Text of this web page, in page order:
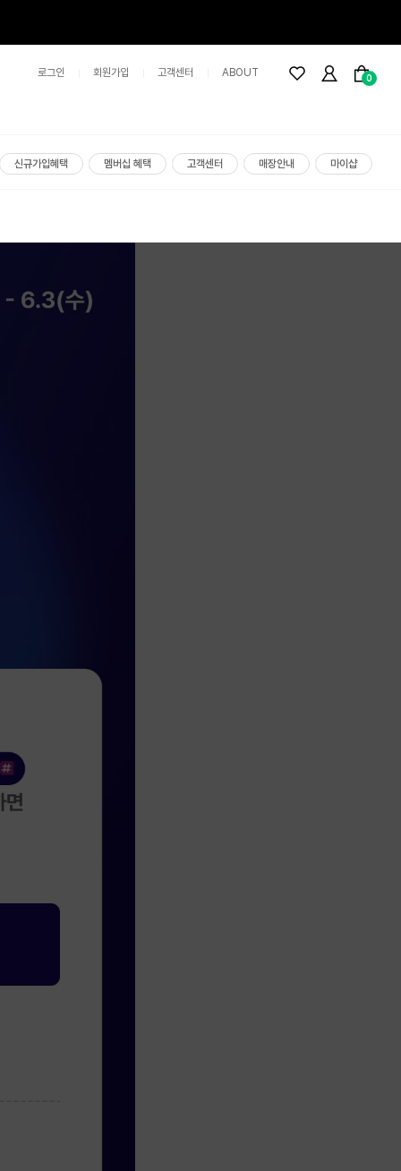
로그인 회원가입 고객센터 ABOUT 0
신규가입혜택 멤버십 혜택 고객센터 매장안내 마이샵